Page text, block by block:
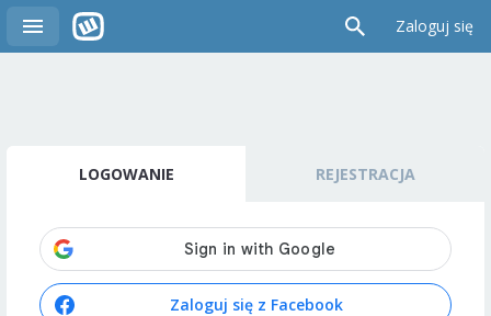
Zaloguj się
LOGOWANIE REJESTRACJA
Zaloguj się z Facebook